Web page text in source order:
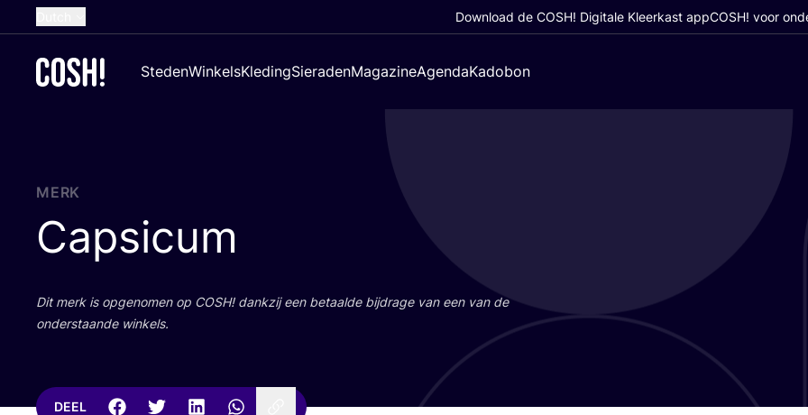
French
Croatian
Download de COSH! Digitale Kleerkast appCOSH! voor
StedenWinkelsKledingSieradenMagazineAgendaKadobon
MERK
Capsicum
Dit merk is opge­no­men op COSH! dank­zij een betaal­de bij­dra­ge van een van de
onder­staan­de winkels.
DEEL